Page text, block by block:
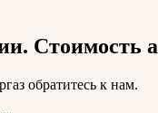
Стоимость
обратитесь к нам.